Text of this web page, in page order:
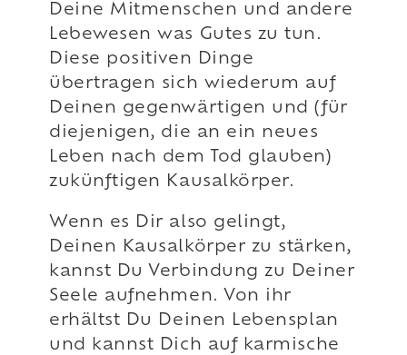
Deine Mitmenschen und andere
Lebewesen was Gutes zu tun.
Diese positiven Dinge
übertragen sich wiederum auf
Deinen gegenwärtigen und (für
diejenigen, die an ein neues
Leben nach dem Tod glauben)
zukünftigen Kausalkörper.
Wenn es Dir also gelingt,
Deinen Kausalkörper zu stärken,
kannst Du Verbindung zu Deiner
Seele aufnehmen. Von ihr
erhältst Du Deinen Lebensplan
und kannst Dich auf karmische